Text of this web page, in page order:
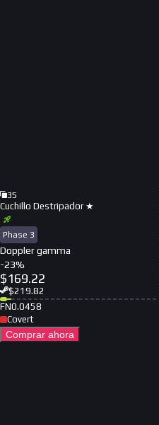
35
Cuchillo Destripador ★
Phase 3
Doppler gamma
-23%
$169.22
$219.82
FN0.0458
Covert
Comprar ahora